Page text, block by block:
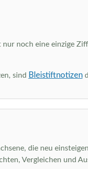
noch eine einzige
sind Bleistiftnotizen
die neu
Vergleichen und